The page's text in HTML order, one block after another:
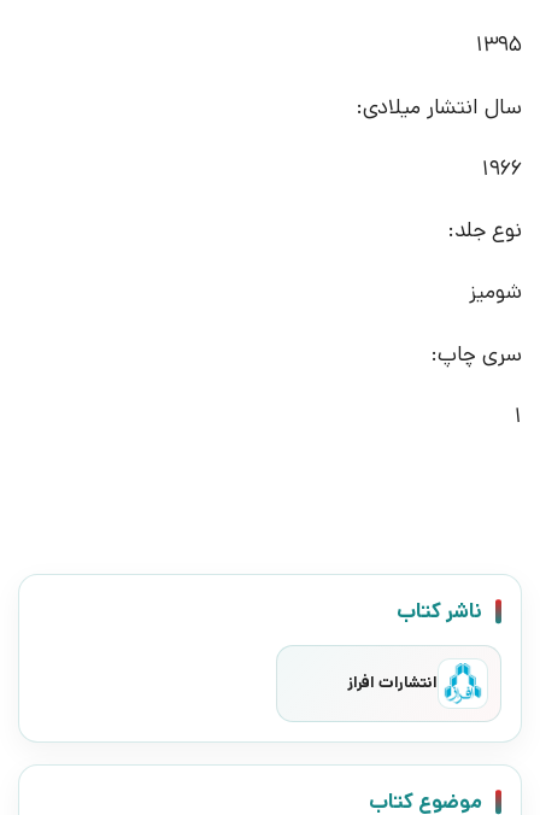
1395
سال انتشار میلادی:
1966
نوع جلد:
شومیز
سری چاپ:
1
ناشر کتاب
انتشارات افراز
موضوع کتاب